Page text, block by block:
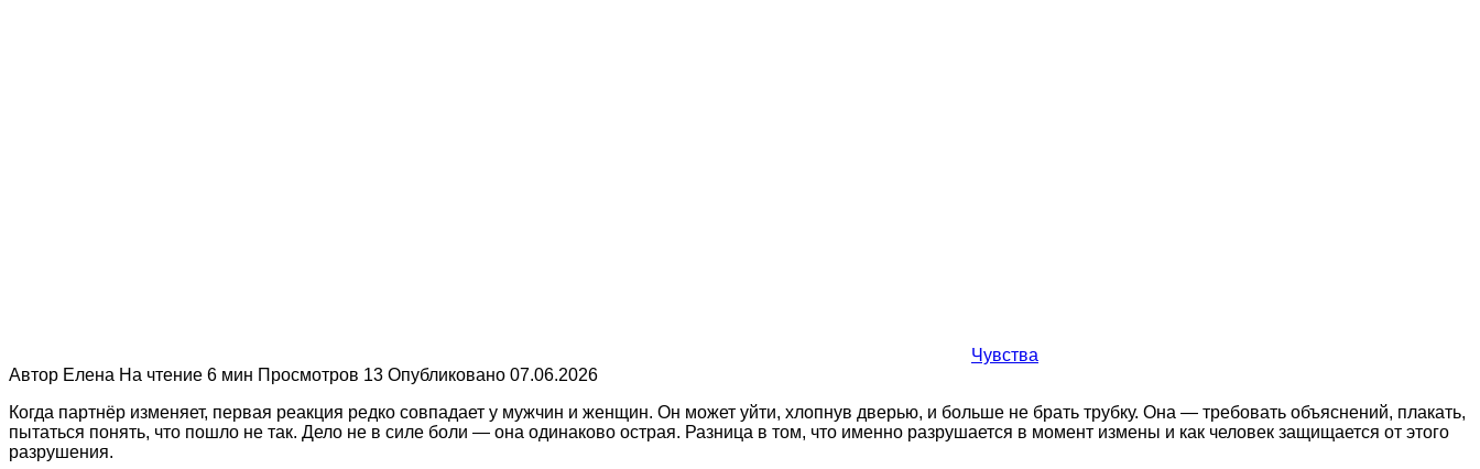
Чувства
Автор Елена На чтение 6 мин Просмотров 13 Опубликовано 07.06.2026
Когда партнёр изменяет, первая реакция редко совпадает у мужчин и женщин. Он может уйти, хлопнув дверью, и больше не брать трубку. Она — требовать объяснений, плакать,
пытаться понять, что пошло не так. Дело не в силе боли — она одинаково острая. Разница в том, что именно разрушается в момент измены и как человек защищается от этого
разрушения.